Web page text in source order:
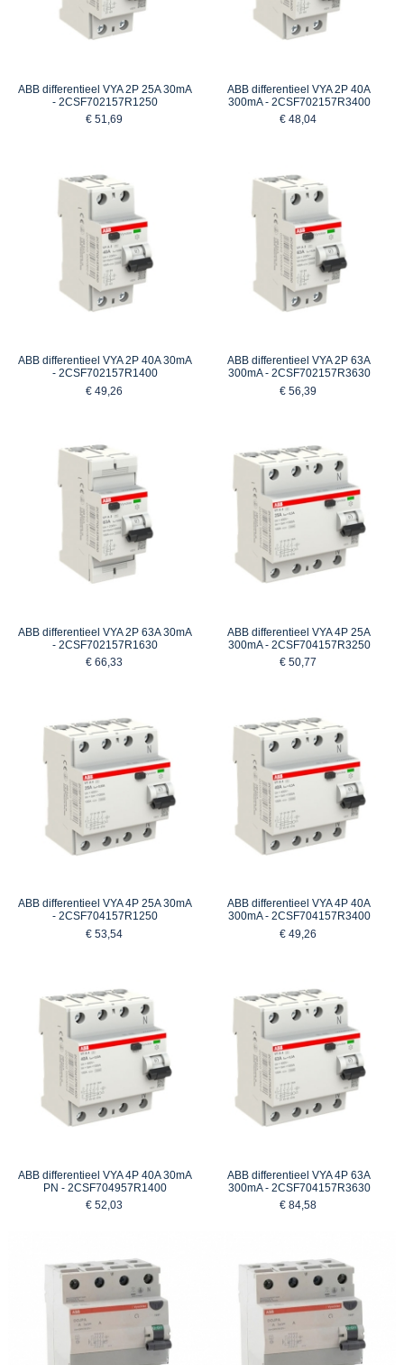
ABB differentieel VYA 2P 25A 30mA
- 2CSF702157R1250
€ 51,69
ABB differentieel VYA 2P 40A
300mA - 2CSF702157R3400
€ 48,04
ABB differentieel VYA 2P 40A 30mA
- 2CSF702157R1400
€ 49,26
ABB differentieel VYA 2P 63A
300mA - 2CSF702157R3630
€ 56,39
ABB differentieel VYA 2P 63A 30mA
- 2CSF702157R1630
€ 66,33
ABB differentieel VYA 4P 25A
300mA - 2CSF704157R3250
€ 50,77
ABB differentieel VYA 4P 25A 30mA
- 2CSF704157R1250
€ 53,54
ABB differentieel VYA 4P 40A
300mA - 2CSF704157R3400
€ 49,26
ABB differentieel VYA 4P 40A 30mA
PN - 2CSF704957R1400
€ 52,03
ABB differentieel VYA 4P 63A
300mA - 2CSF704157R3630
€ 84,58